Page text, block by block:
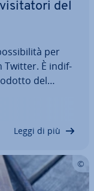
del
per
Twitter. È in­dif­
del
Card
Leggi di più